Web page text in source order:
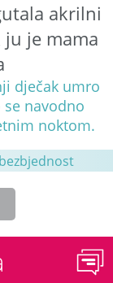
akrilni
je mama
dječak umro
navodno
noktom.